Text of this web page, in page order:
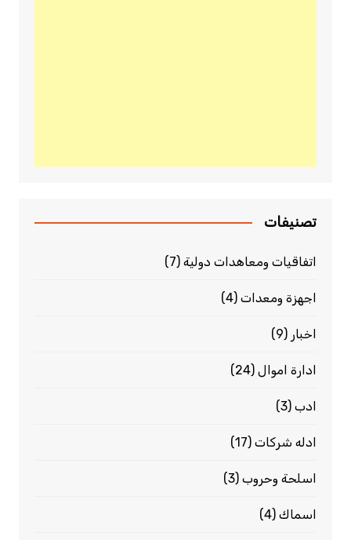
تصنيفات
اتفاقيات ومعاهدات دولية(7)
اجهزة ومعدات(4)
اخبار (9)
ادارة اموال(24)
ادب(3)
ادله شركات(17)
اسلحة وحروب(3)
اسماك(4)